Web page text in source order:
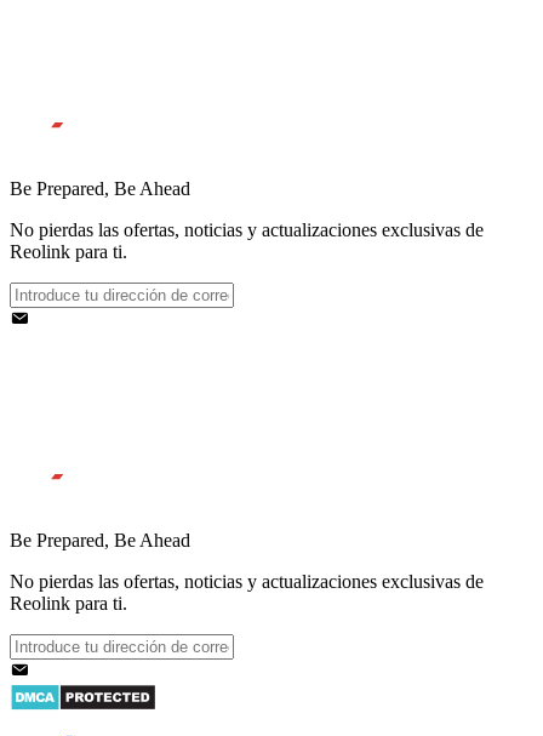
Be Prepared, Be Ahead
No pierdas las ofertas, noticias y actualizaciones exclusivas de
Reolink para ti.
Be Prepared, Be Ahead
No pierdas las ofertas, noticias y actualizaciones exclusivas de
Reolink para ti.